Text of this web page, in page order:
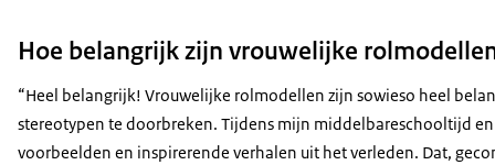
Hoe belangrijk zijn vrouwelijke
“Heel belangrijk! Vrouwelijke rolmodellen zijn sowieso heel
stereotypen te doorbreken. Tijdens mijn middelbareschooltijd
voorbeelden en inspirerende verhalen uit het verleden. Dat,